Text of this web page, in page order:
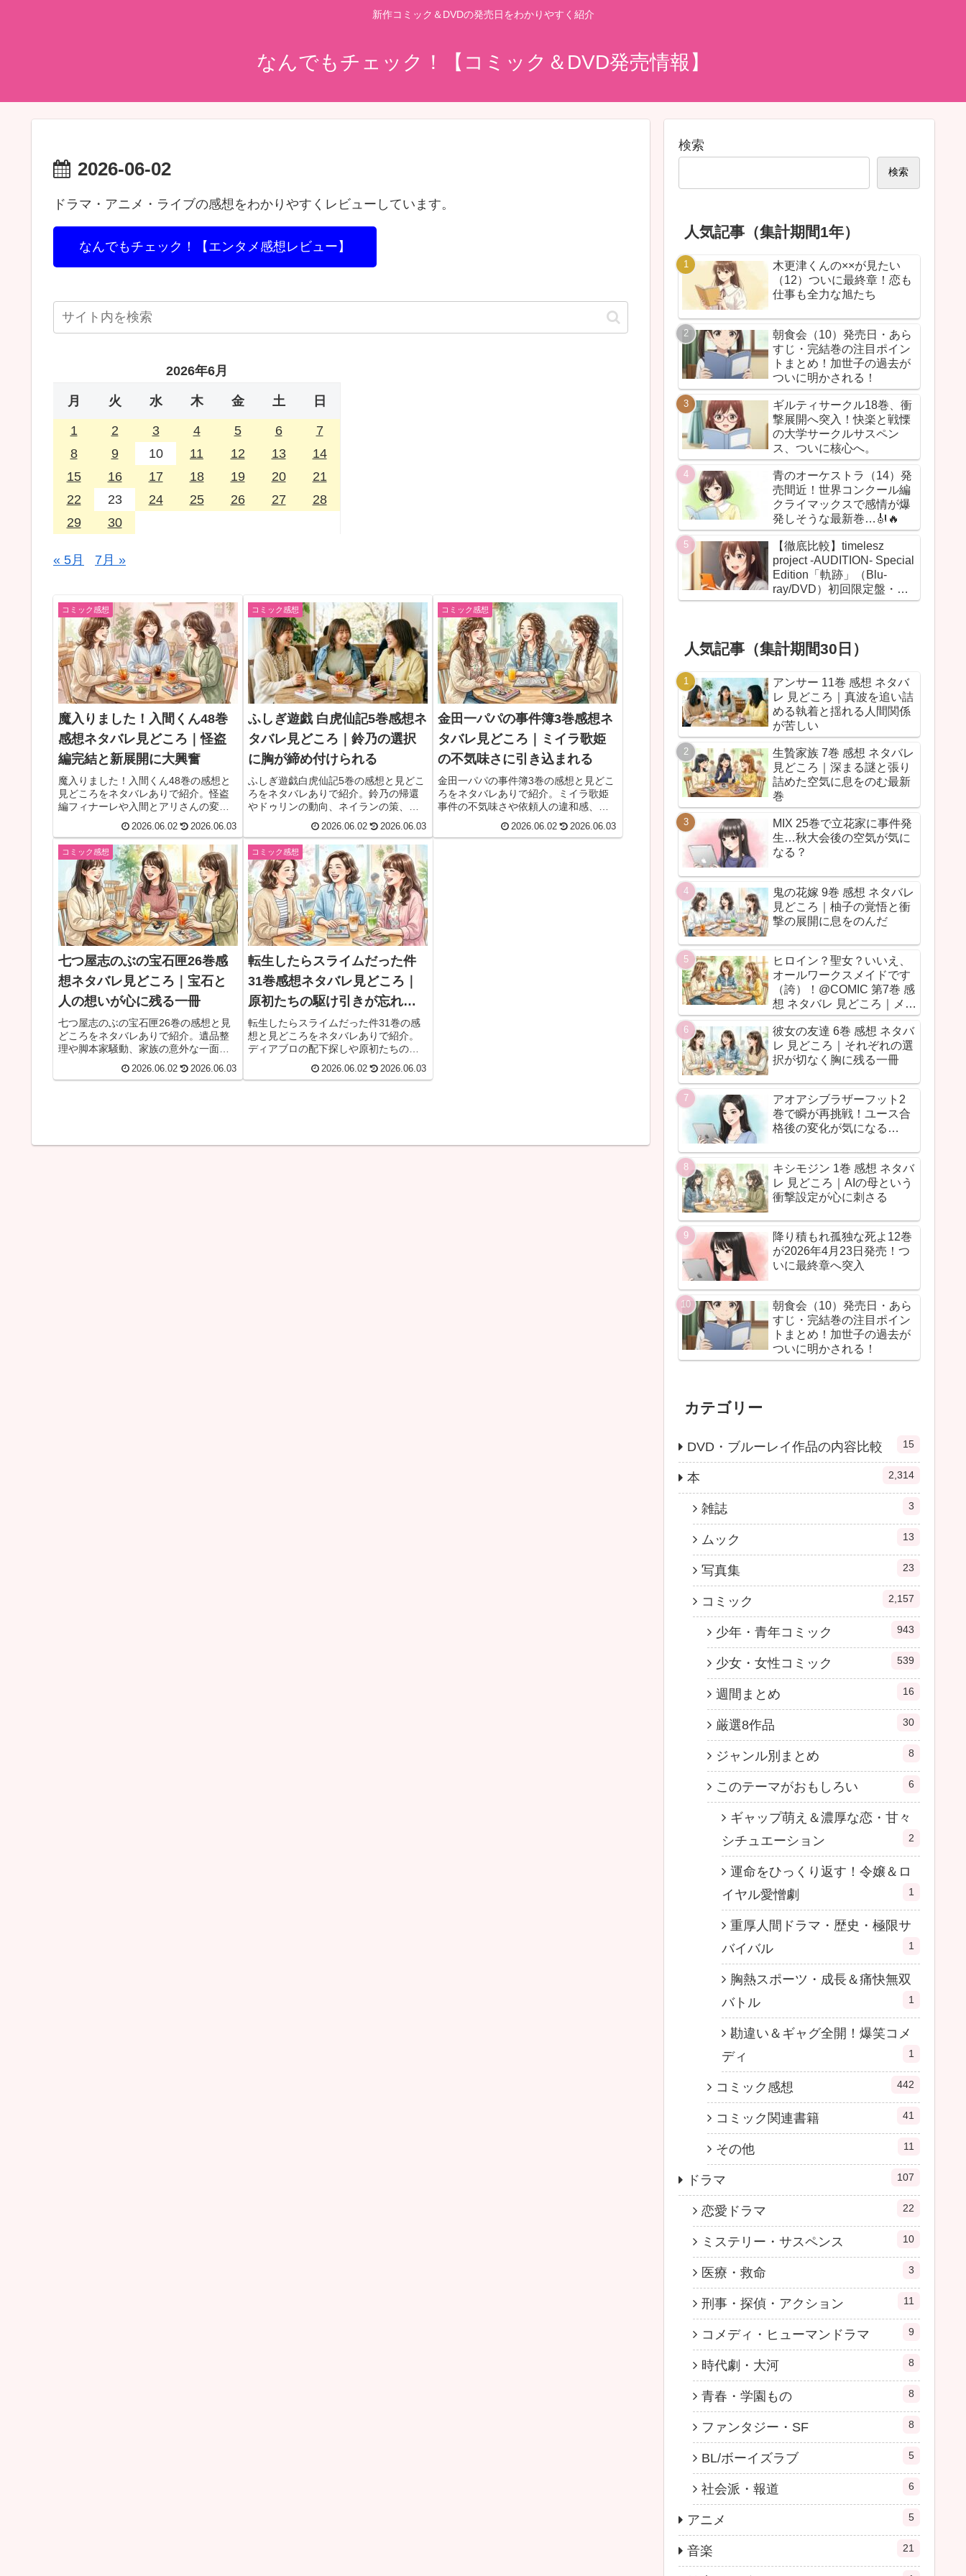
新作コミック＆DVDの発売日をわかりやすく紹介
なんでもチェック！【コミック＆DVD発売情報】
2026-06-02
ドラマ・アニメ・ライブの感想をわかりやすくレビューしています。
なんでもチェック！【エンタメ感想レビュー】
2026年6月
月 火 水 木 金 土 日
1 2 3 4 5 6
7
8
9 10 11 12 13
14
15
16 17 18 19 20
21
22
23 24 25 26 27
28
29
30
« 5月 7月 »
コミック感想
魔入りました！入間くん48巻
感想ネタバレ見どころ｜怪盗
編完結と新展開に大興奮
魔入りました！入間くん48巻の感想と
見どころをネタバレありで紹介。怪盗
編フィナーレや入間とアリさんの変
期待を語ります。
2026.06.02 2026.06.03
コミック感想
ふしぎ遊戯 白虎仙記5巻感想ネ
タバレ見どころ｜鈴乃の選択
に胸が締め付けられる
ふしぎ遊戯白虎仙記5巻の感想と見どこ
ろをネタバレありで紹介。鈴乃の帰還
やドゥリンの動向、ネイランの策、婁
2026.06.02 2026.06.03
コミック感想
金田一パパの事件簿3巻感想ネ
タバレ見どころ｜ミイラ歌姫
の不気味さに引き込まれる
金田一パパの事件簿3巻の感想と見どこ
ろをネタバレありで紹介。ミイラ歌姫
事件の不気味さや依頼人の違和感、親
ついて語ります。
2026.06.02 2026.06.03
コミック感想
七つ屋志のぶの宝石匣26巻感
想ネタバレ見どころ｜宝石と
人の想いが心に残る一冊
七つ屋志のぶの宝石匣26巻の感想と見
どころをネタバレありで紹介。遺品整
理や脚本家騒動、家族の意外な一面、
恋人たちの距離感など宝石を巡る人間
模様を振り返ります。
2026.06.02 2026.06.03
コミック感想
転生したらスライムだった件
31巻感想ネタバレ見どころ｜
原初たちの駆け引きが忘れら
れない一冊
転生したらスライムだった件31巻の感
想と見どころをネタバレありで紹介。
ディアブロの配下探しや原初たちの駆
け引き、ディーノ来訪、人材不足問題
など印象に残った場面を語ります。
2026.06.02 2026.06.03
検索
検索
人気記事（集計期間1年）
木更津くんの××が見たい
（12）ついに最終章！恋も
仕事も全力な旭たち
朝食会（10）発売日・あら
すじ・完結巻の注目ポイン
トまとめ！加世子の過去が
ついに明かされる！
ギルティサークル18巻、衝
撃展開へ突入！快楽と戦慄
の大学サークルサスペン
ス、ついに核心へ。
青のオーケストラ（14）発
売間近！世界コンクール編
クライマックスで感情が爆
発しそうな最新巻…🎻🔥
【徹底比較】timelesz
project -AUDITION- Special
Edition「軌跡」（Blu-
ray/DVD）初回限定盤・通
常盤の違いまとめ！【グッ
人気記事（集計期間30日）
アンサー 11巻 感想 ネタバ
レ 見どころ｜真波を追い詰
める執着と揺れる人間関係
が苦しい
生贄家族 7巻 感想 ネタバレ
見どころ｜深まる謎と張り
詰めた空気に息をのむ最新
巻
MIX 25巻で立花家に事件発
生…秋大会後の空気が気に
なる？
鬼の花嫁 9巻 感想 ネタバレ
見どころ｜柚子の覚悟と衝
撃の展開に息をのんだ
ヒロイン？聖女？いいえ、
オールワークスメイドです
（誇）！@COMIC 第7巻 感
想 ネタバレ 見どころ｜メイ
ド魂が今回も全力だった
彼女の友達 6巻 感想 ネタバ
レ 見どころ｜それぞれの選
択が切なく胸に残る一冊
アオアシブラザーフット2
巻で瞬が再挑戦！ユース合
格後の変化が気になる…
キシモジン 1巻 感想 ネタバ
レ 見どころ｜AIの母という
衝撃設定が心に刺さる
降り積もれ孤独な死よ12巻
が2026年4月23日発売！つ
いに最終章へ突入
朝食会（10）発売日・あら
すじ・完結巻の注目ポイン
トまとめ！加世子の過去が
ついに明かされる！
カテゴリー
DVD・ブルーレイ作品の内容比較 15
本 2,314
雑誌 3
ムック 13
写真集 23
コミック 2,157
少年・青年コミック 943
少女・女性コミック 539
週間まとめ 16
厳選8作品 30
ジャンル別まとめ 8
このテーマがおもしろい 6
ギャップ萌え＆濃厚な恋・甘々
シチュエーション
2
運命をひっくり返す！令嬢＆ロ
イヤル愛憎劇
1
重厚人間ドラマ・歴史・極限サ
バイバル
1
胸熱スポーツ・成長＆痛快無双
バトル
1
勘違い＆ギャグ全開！爆笑コメ
ディ
1
コミック感想 442
コミック関連書籍 41
その他 11
ドラマ 107
恋愛ドラマ 22
ミステリー・サスペンス 10
医療・救命 3
刑事・探偵・アクション 11
コメディ・ヒューマンドラマ 9
時代劇・大河 8
青春・学園もの 8
ファンタジー・SF 8
BL/ボーイズラブ 5
社会派・報道 6
アニメ 5
音楽 21